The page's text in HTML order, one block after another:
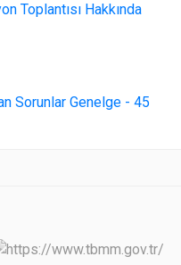
Toplantısı Hakkında
Sorunlar Genelge - 45